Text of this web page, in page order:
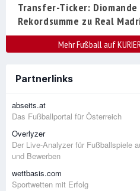
Transfer-Ticker:
Rekordsumme zu Real
Mehr Fußball auf
Partnerlinks
abseits.at
Das Fußballportal für Österreich
Overlyzer
Der Live-Analyzer für Fußballspiele
und Bewerben
wettbasis.com
Sportwetten mit Erfolg